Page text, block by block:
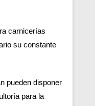
carnicerías
su constante
pueden disponer
para la